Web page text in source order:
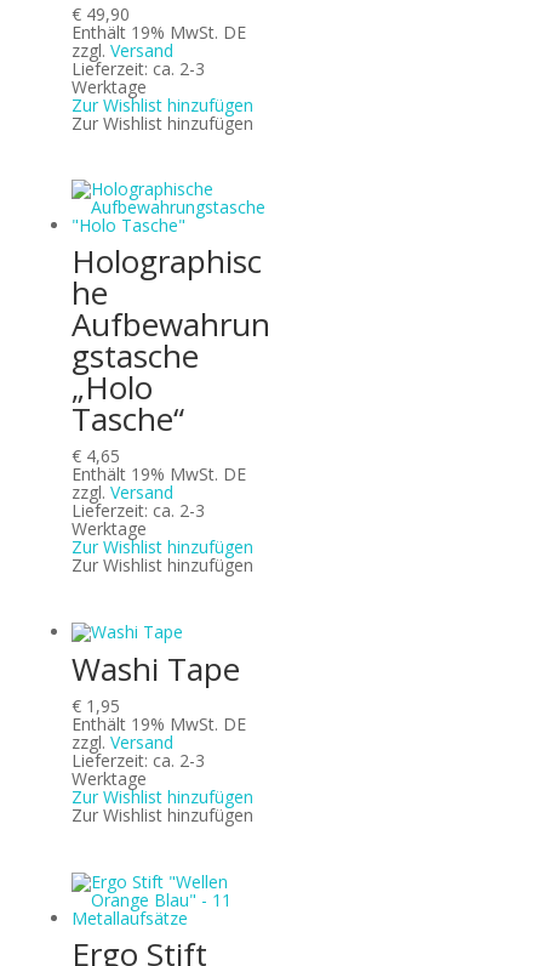
€49,90
Enthält 19% MwSt. DE
zzgl. Versand
Lieferzeit: ca. 2-3
Werktage
Zur Wishlist hinzufügen
Zur Wishlist hinzufügen
Holographisc
he
Aufbewahrun
gstasche
„Holo
Tasche“
€4,65
Enthält 19% MwSt. DE
zzgl. Versand
Lieferzeit: ca. 2-3
Werktage
Zur Wishlist hinzufügen
Zur Wishlist hinzufügen
Washi Tape
€1,95
Enthält 19% MwSt. DE
zzgl. Versand
Lieferzeit: ca. 2-3
Werktage
Zur Wishlist hinzufügen
Zur Wishlist hinzufügen
Ergo Stift